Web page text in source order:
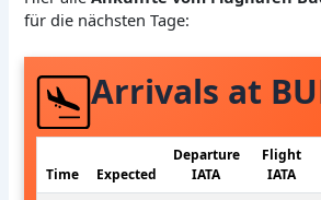
für die nächsten Tage:
Arrivals at
Time Expected
Departure
IATA
Flight
IATA